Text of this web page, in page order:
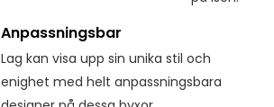
Anpassningsbar
Lag kan visa upp sin unika stil och
enighet med helt anpassningsbara